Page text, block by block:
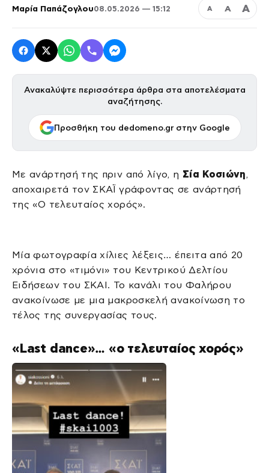
Μαρία Παπάζογλου08.05.2026 — 15:12 Α Α Α
Ανακαλύψτε περισσότερα άρθρα στα αποτελέσματα
αναζήτησης.
Προσθήκη του dedomeno.gr στην Google
Με ανάρτησή της πριν από λίγο, η Σία Κοσιώνη,
αποχαιρετά τον ΣΚΑΪ γράφοντας σε ανάρτησή
της «Ο τελευταίος χορός».
Μία φωτογραφία χίλιες λέξεις… έπειτα από 20
χρόνια στο «τιμόνι» του Κεντρικού Δελτίου
Ειδήσεων του ΣΚΑΙ. Το κανάλι του Φαλήρου
ανακοίνωσε με μια μακροσκελή ανακοίνωση το
τέλος της συνεργασίας τους.
«Last dance»… «ο τελευταίος χορός»